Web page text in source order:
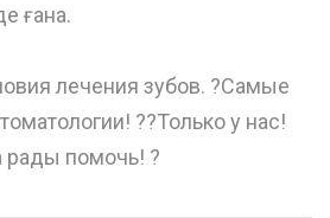
ғана.
лечения зубов. ?Самые
?‍?Только у нас!
рады помочь! ?